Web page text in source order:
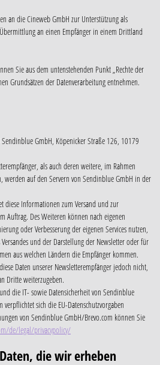
an die Cineweb GmbH zur Unterstützung als
an einen Empfänger in einem Drittland
Sie aus dem untenstehenden Punkt „Rechte der
Grundsätzen der Datenverarbeitung entnehmen.
GmbH, Köpenicker Straße 126, 10179
als auch deren weitere, im Rahmen
werden auf den Servern von Sendinblue GmbH in der
diese Informationen zum Versand und zur
Auftrag. Des Weiteren können nach eigenen
oder Verbesserung der eigenen Services nutzen,
und der Darstellung der Newsletter oder für
aus welchen Ländern die Empfänger kommen.
Daten unserer Newsletterempfänger jedoch nicht,
Dritte weiterzugeben.
die IT- sowie Datensicherheit von Sendinblue
sich die EU-Datenschutzvorgaben
von Sendinblue GmbH/Brevo.com können Sie
de/legal/privacypolicy/
die wir erheben